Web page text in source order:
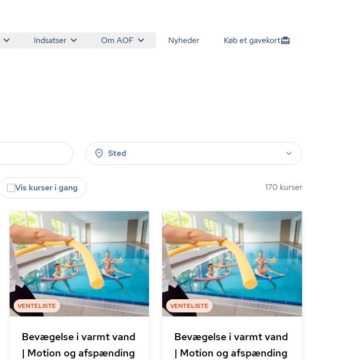
Indsatser Om AOF Nyheder Køb et gavekort
Sted
Vis kurser i gang 170 kurser
VENTELISTE
Bevægelse i varmt vand
| Motion og afspænding
VENTELISTE
Bevægelse i varmt vand
| Motion og afspænding